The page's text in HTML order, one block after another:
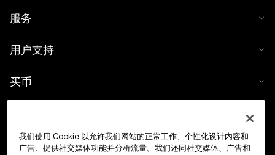
服务
用户支持
买币
交易
我们使用 Cookie 以允许我们网站的正常工作、个性化设计内容和
广告、提供社交媒体功能并分析流量。我们还同社交媒体、广告和